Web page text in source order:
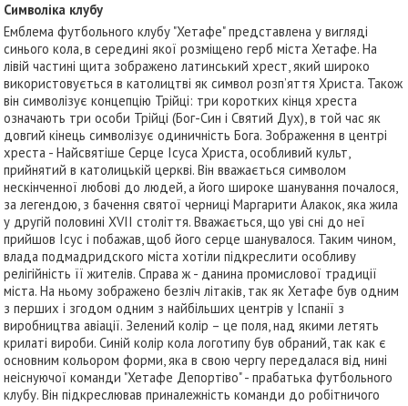
Символіка клубу
Емблема футбольного клубу "Хетафе" представлена у вигляді
синього кола, в середині якої розміщено герб міста Хетафе. На
лівій частині щита зображено латинський хрест, який широко
використовується в католицтві як символ розп’яття Христа. Також
він символізує концепцію Трійці: три коротких кінця хреста
означають три особи Трійці (Бог-Син і Святий Дух), в той час як
довгий кінець символізує одиничність Бога. Зображення в центрі
хреста - Найсвятіше Серце Ісуса Христа, особливий культ,
прийнятий в католицькій церкві. Він вважається символом
нескінченної любові до людей, а його широке шанування почалося,
за легендою, з бачення святої черниці Маргарити Алакок, яка жила
у другій половині XVII століття. Вважається, що уві сні до неї
прийшов Ісус і побажав, щоб його серце шанувалося. Таким чином,
влада подмадридского міста хотіли підкреслити особливу
релігійність її жителів. Справа ж - данина промислової традиції
міста. На ньому зображено безліч літаків, так як Хетафе був одним
з перших і згодом одним з найбільших центрів у Іспанії з
виробництва авіації. Зелений колір – це поля, над якими летять
крилаті вироби. Синій колір кола логотипу був обраний, так как є
основним кольором форми, яка в свою чергу передалася від нині
неіснуючої команди "Хетафе Депортіво" - прабатька футбольного
клубу. Він підкреслював приналежність команди до робітничого